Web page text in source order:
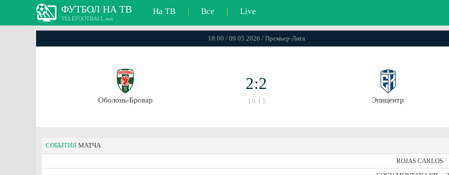
ФУТБОЛ НА ТВ
TELEFOOTBALL.net
На ТВ | Все | Live
18:00 / 09.05.2026 / Премьер-Лига
Оболонь-Бровар
2:2
[ 0:1 ] Эпицентр
СОБЫТИЯ МАТЧА
ROJAS CARLOS